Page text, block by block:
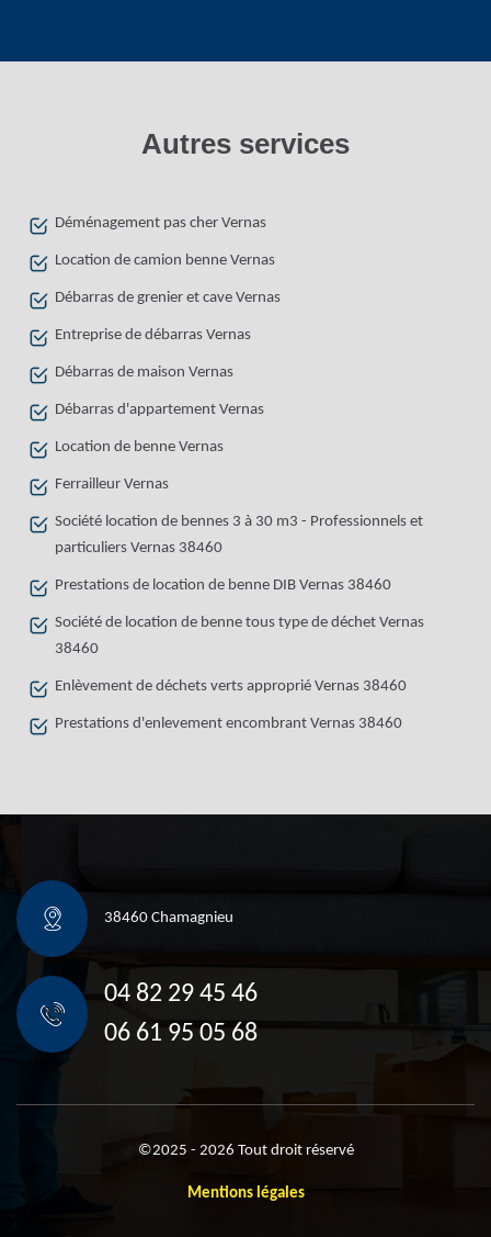
Autres services
Déménagement pas cher Vernas
Location de camion benne Vernas
Débarras de grenier et cave Vernas
Entreprise de débarras Vernas
Débarras de maison Vernas
Débarras d'appartement Vernas
Location de benne Vernas
Ferrailleur Vernas
Société location de bennes 3 à 30 m3 - Professionnels et
particuliers Vernas 38460
Prestations de location de benne DIB Vernas 38460
Société de location de benne tous type de déchet Vernas
38460
Enlèvement de déchets verts approprié Vernas 38460
Prestations d'enlevement encombrant Vernas 38460
38460 Chamagnieu
04 82 29 45 46
06 61 95 05 68
©2025 - 2026 Tout droit réservé
Mentions légales